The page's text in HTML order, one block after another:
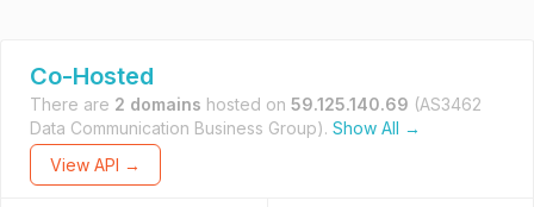
Co-Hosted
There are 2 domains hosted on 59.125.140.69 (AS3462
Data Communication Business Group). Show All →
View API →